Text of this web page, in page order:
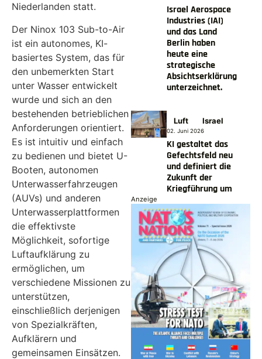
Niederlanden statt.
Der Ninox 103 Sub-to-Air
ist ein autonomes, KI-
basiertes System, das für
den unbemerkten Start
unter Wasser entwickelt
wurde und sich an den
bestehenden betrieblichen
Anforderungen orientiert.
Es ist intuitiv und einfach
zu bedienen und bietet U-
Booten, autonomen
Unterwasserfahrzeugen
(AUVs) und anderen
Unterwasserplattformen
die effektivste
Möglichkeit, sofortige
Luftaufklärung zu
ermöglichen, um
verschiedene Missionen zu
unterstützen,
einschließlich derjenigen
von Spezialkräften,
Aufklärern und
gemeinsamen Einsätzen.
Israel Aerospace
Industries (IAI)
und das Land
Berlin haben
heute eine
strategische
Absichtserklärung
unterzeichnet.
Luft Israel
02. Juni 2026
KI gestaltet das
Gefechtsfeld neu
und definiert die
Zukunft der
Kriegführung um
Anzeige